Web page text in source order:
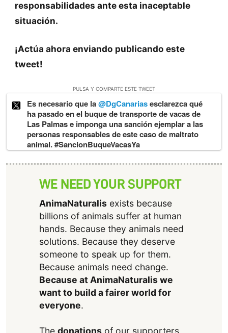
responsabilidades ante esta inaceptable
situación.
¡Actúa ahora enviando publicando este
tweet!
PULSA Y COMPARTE ESTE TWEET
Es necesario que la@DgCanariasesclarezca qué
ha pasado en el buque de transporte de vacas de
Las Palmas e imponga una sanción ejemplar a las
personas responsables de este caso de maltrato
animal. #SancionBuqueVacasYa
WE NEED YOUR SUPPORT
AnimaNaturalisexists because
billions of animals suffer at human
hands. Because they animals need
solutions. Because they deserve
someone to speak up for them.
Because animals need change.
Because at AnimaNaturalis we
want to build a fairer world for
everyone.